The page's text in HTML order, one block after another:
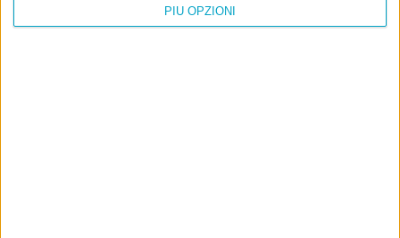
PIÙ OPZIONI
AI che scrive di Taylor Swift come se fossi io